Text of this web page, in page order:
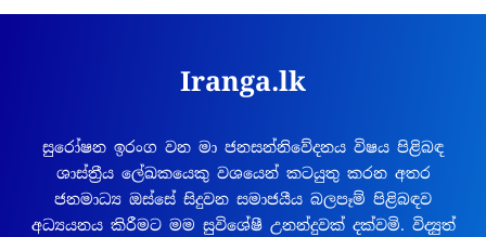
Iranga.lk
සුරෝෂන ඉරංග වන මා ජනසන්නිවේදනය විෂය පිළිබඳ
ශාස්ත්‍රීය ලේඛකයෙකු වශයෙන් කටයුතු කරන අතර
ජනමාධ්‍ය ඔස්සේ සිදුවන සමාජයීය බලපෑම් පිළිබඳව
අධ්‍යයනය කිරීමට මම සුවිශේෂී උනන්දුවක් දක්වමි. විද්‍යුත්